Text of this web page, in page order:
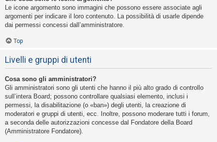
Le icone argomento sono immagini che possono essere associate agli
argomenti per indicare il loro contenuto. La possibilità di usarle dipende
dai permessi concessi dall’amministratore.
Top
Livelli e gruppi di utenti
Cosa sono gli amministratori?
Gli amministratori sono gli utenti che hanno il più alto grado di controllo
sull’intera Board; possono controllare qualsiasi elemento, inclusi i
permessi, la disabilitazione (o «ban») degli utenti, la creazione di
moderatori e gruppi di utenti, ecc. Inoltre, possono moderare tutti i forum,
a seconda delle autorizzazioni concesse dal Fondatore della Board
(Amministratore Fondatore).